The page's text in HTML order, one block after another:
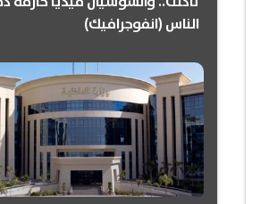
الناس (انفوجرافيك)